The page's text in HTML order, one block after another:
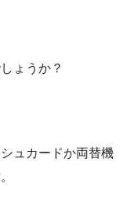
ょうか？
ュカードか両替機